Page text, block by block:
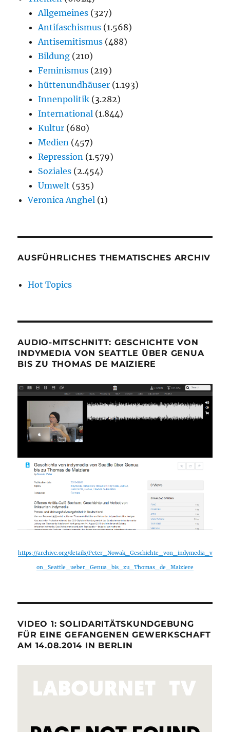
Allgemeines (327)
Antifaschismus (1.568)
Antisemitismus (488)
Bildung (210)
Feminismus (219)
hüttenundhäuser (1.193)
Innenpolitik (3.282)
International (1.844)
Kultur (680)
Medien (457)
Repression (1.579)
Soziales (2.454)
Umwelt (535)
Veronica Anghel (1)
AUSFÜHRLICHES THEMATISCHES ARCHIV
Hot Topics
AUDIO-MITSCHNITT: GESCHICHTE VON
INDYMEDIA VON SEATTLE ÜBER GENUA
BIS ZU THOMAS DE MAIZIERE
https://archive.org/details/Peter_Nowak_Geschichte_von_indymedia_v
on_Seattle_ueber_Genua_bis_zu_Thomas_de_Maiziere
VIDEO 1: SOLIDARITÄTSKUNDGEBUNG
FÜR EINE GEFANGENEN GEWERKSCHAFT
AM 14.08.2014 IN BERLIN